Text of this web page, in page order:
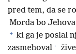
pred tem, da se
Morda bo
+ ki ga je poslal
zasmehoval +